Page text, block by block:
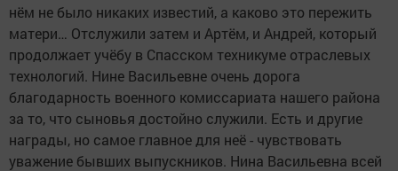
нём не было никаких известий, а каково это пережить
матери… Отслужили затем и Артём, и Андрей, который
продолжает учёбу в Спасском техникуме отраслевых
технологий. Нине Васильевне очень дорога
благодарность военного комиссариата нашего района
за то, что сыновья достойно служили. Есть и другие
награды, но самое главное для неё - чувствовать
уважение бывших выпускников. Нина Васильевна всей